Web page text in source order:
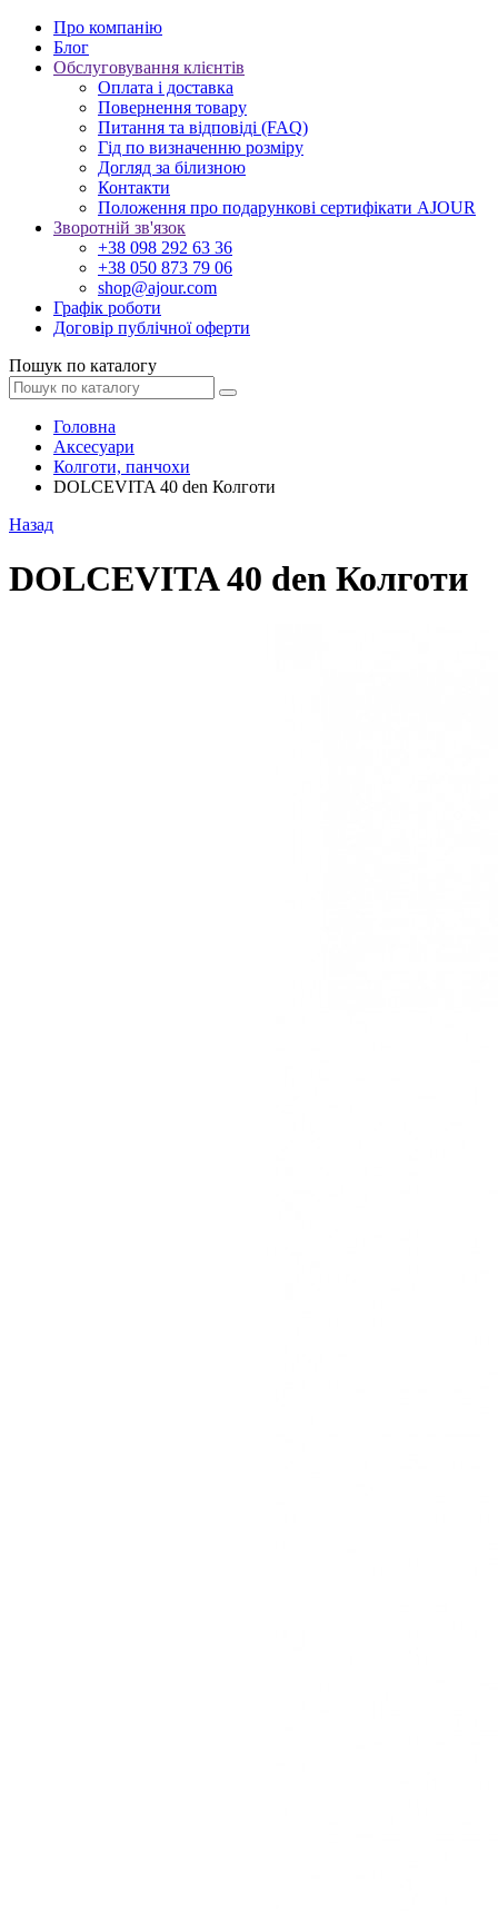
Про компанію
Блог
Обслуговування клієнтів
Оплата і доставка
Повернення товару
Питання та відповіді (FAQ)
Гід по визначенню розміру
Догляд за білизною
Контакти
Положення про подарункові сертифікати AJOUR
Зворотній зв'язок
+38 098 292 63 36
+38 050 873 79 06
shop@ajour.com
Графік роботи
Договір публічної оферти
Пошук по каталогу
Головна
Аксесуари
Колготи, панчохи
DOLCEVITA 40 den Колготи
Назад
DOLCEVITA 40 den Колготи